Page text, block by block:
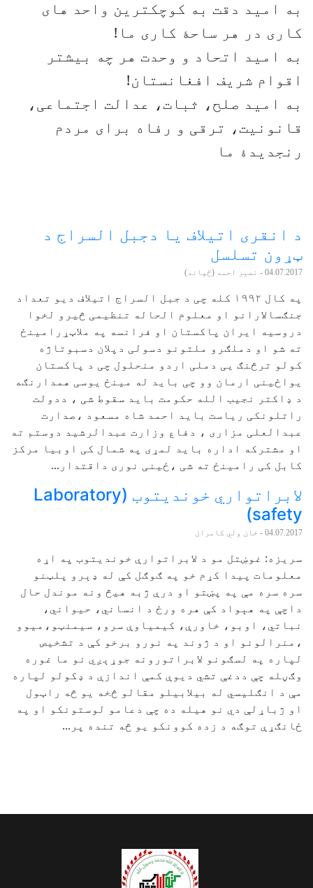
به امید دقت به کوچکترین واحد های
کاری در هر ساحۀ کاری ما!
به امید اتحاد و وحدت هر چه بیشتر
اقوام شریف افغانستان!
به امید صلح، ثبات، عدالت اجتماعی،
قانونیت، ترقی و رفاه برای مردم
رنجدیدۀ ما
د انقری اتیلاف یا دجبل السراج د
ټړون تسلسل
04.07.2017 - نصیر احمد (څپاند)
په کال ۱۹۹۲ کله چی د جبل السراج اتیلاف دیو تعداد
جنګسالارانو او معلوم الحاله تنظیمی څیرو لخوا
دروسیه ایران پاکستان او فرانسه په ملاټړرامینځ
ته شو او دملګرو ملتونو دسولی دپلان دسبوتاژه
کولو ترڅنګ یی دملی اردو منحلول چی د پاکستان
یواځینی ارمان وو چی باید له مینځ یوسی همدارنګه
د ډاکتر نجیب الله حکومت باید سقوط شی ، ددولت
راتلونکی ریاست باید احمد شاه مسعود ،صدارت
عبدالعلی مزاری ، دفاع وزارت عبدالرشید دوستم ته
او مشترکه اداره باید لمړی په شمال کی اوبیا مرکز
کابل کی رامینځ ته شی ،ځینی نوری داقتدار...
لابراتواري خوندیتوب (Laboratory
safety)
04.07.2017 - خان ولي کامران
سریزه: غوښتل مو د لابراتوارې خوندیتوب په اړه
معلومات پیدا کړم خو په ګوګل کې له ډېرو پلټنو
سره سره مې په پښتو او درې ژبه هیڅ ونه موندل حال
داچې په هېواد کې هره ورځ د انساني، حیواني،
نباتي، اوبو، خاورې، کیمياوې سرو، سیمنټو،میوو
،منرالونو او د ژوند په نورو برخو کې د تشخیص
لپاره په لسګونو لابراتورونه جوړېږي نو ما غوره
وګڼله چې ددغې تشي دیوې کمې اندازې د ډکولو لپاره
مې د انګلیسي له بیلابیلو مقالو څخه یو څه راټول
او ژباړلې دي نو هیله ده چې دعامو لوستونکو او په
ځانګړې توګه د زده کوونکو یو څه تنده پر...